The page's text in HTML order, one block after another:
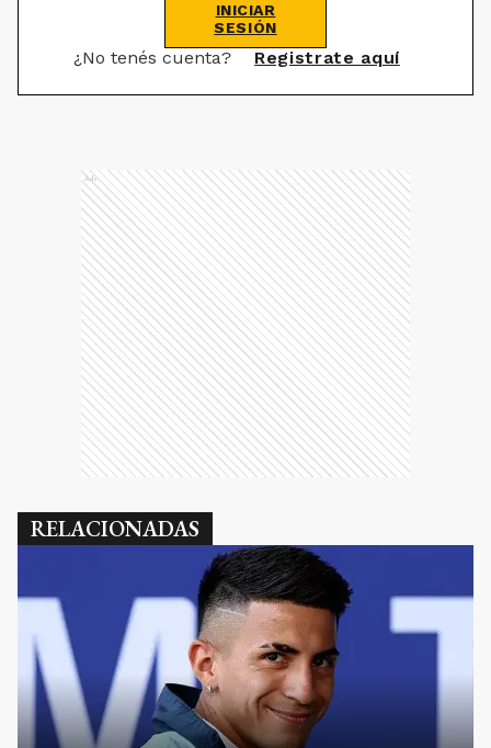
INICIAR
SESIÓN
¿No tenés cuenta? Registrate aquí
Ads
RELACIONADAS